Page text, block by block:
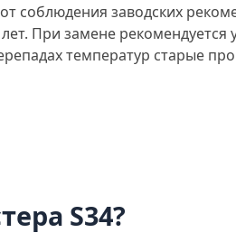
соблюдения заводских
При замене
температур старые
S34?